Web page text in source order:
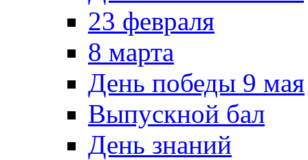
23 февраля
8 марта
День победы 9 мая
Выпускной бал
День знаний